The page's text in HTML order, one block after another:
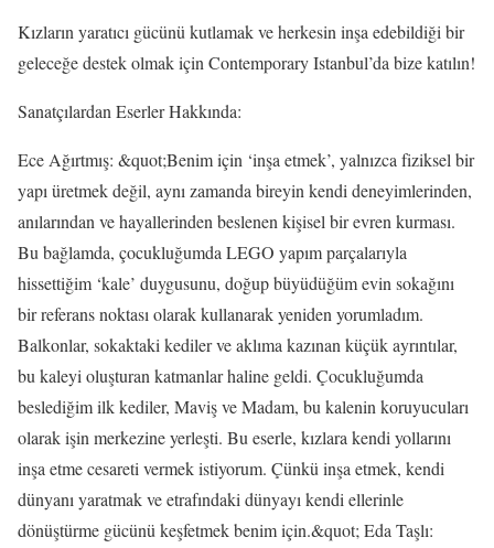
Kızların yaratıcı gücünü kutlamak ve herkesin inşa edebildiği bir
geleceğe destek olmak için Contemporary Istanbul’da bize katılın!
Sanatçılardan Eserler Hakkında:
Ece Ağırtmış: &quot;Benim için ‘inşa etmek’, yalnızca fiziksel bir
yapı üretmek değil, aynı zamanda bireyin kendi deneyimlerinden,
anılarından ve hayallerinden beslenen kişisel bir evren kurması.
Bu bağlamda, çocukluğumda LEGO yapım parçalarıyla
hissettiğim ‘kale’ duygusunu, doğup büyüdüğüm evin sokağını
bir referans noktası olarak kullanarak yeniden yorumladım.
Balkonlar, sokaktaki kediler ve aklıma kazınan küçük ayrıntılar,
bu kaleyi oluşturan katmanlar haline geldi. Çocukluğumda
beslediğim ilk kediler, Maviş ve Madam, bu kalenin koruyucuları
olarak işin merkezine yerleşti. Bu eserle, kızlara kendi yollarını
inşa etme cesareti vermek istiyorum. Çünkü inşa etmek, kendi
dünyanı yaratmak ve etrafındaki dünyayı kendi ellerinle
dönüştürme gücünü keşfetmek benim için.&quot; Eda Taşlı: